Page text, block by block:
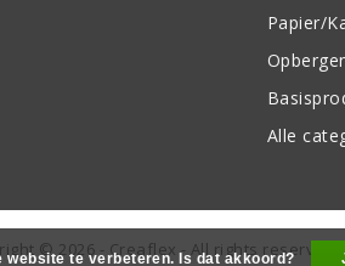
Papier/
Alle
© 2026 - Creaflex - All rights reserved
website te verbeteren. Is dat akkoord?